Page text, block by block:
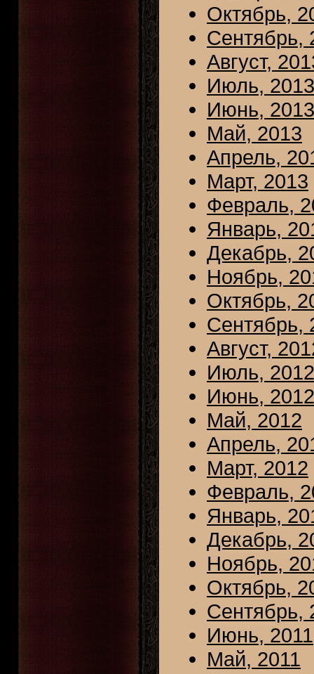
Октябрь,
Сентябрь,
Август,
Июль, 2013
Июнь, 2013
Май, 2013
Апрель,
Март, 2013
Февраль,
Январь,
Декабрь,
Ноябрь,
Октябрь,
Сентябрь,
Август,
Июль, 2012
Июнь, 2012
Май, 2012
Апрель,
Март, 2012
Февраль,
Январь,
Декабрь,
Ноябрь,
Октябрь,
Сентябрь,
Июнь, 2011
Май, 2011